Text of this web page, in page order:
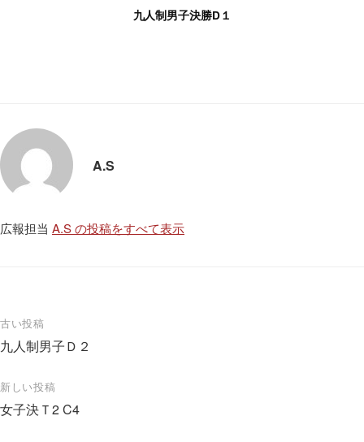
九人制男子決勝D１
A.S
広報担当 A.S の投稿をすべて表示
投
稿
ナ
ビ
ゲ
古い投稿
九人制男子Ｄ２
新しい投稿
女子決Ｔ2 C4